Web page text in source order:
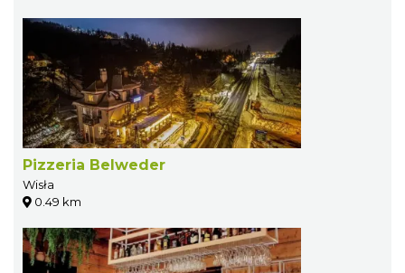
Pizzeria Belweder
Wisła
0.49 km